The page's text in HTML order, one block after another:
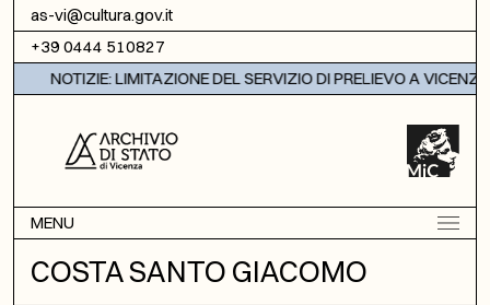
Vai al contenuto
as-vi@cultura.gov.it
+39 0444 510827
NOTIZIE: LIMITAZIONE DEL SERVIZIO DI PRELIEVO A VICENZA
MENU
COSTA SANTO GIACOMO